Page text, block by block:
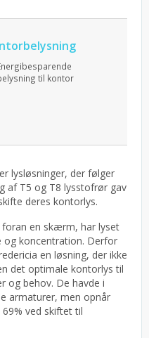
til kontor
lysløsninger, der følger
af T5 og T8 lysstofrør gav
deres kontorlys.
en skærm, har lyset
koncentration. Derfor
en løsning, der ikke
det optimale kontorlys til
og behov. De havde i
armaturer, men opnår
ved skiftet til